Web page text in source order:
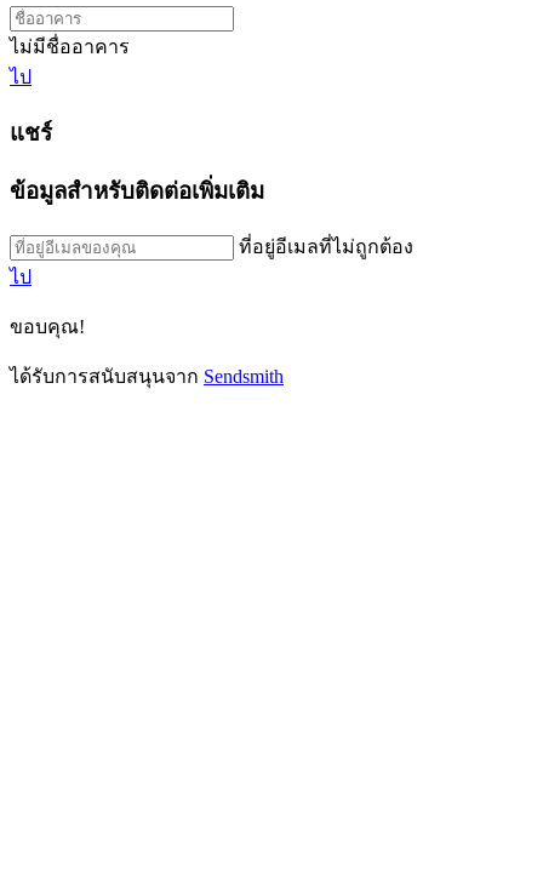
ไม่มีชื่ออาคาร
ไป
แชร์
ข้อมูลสำหรับติดต่อเพิ่มเติม
ที่อยู่อีเมลที่ไม่ถูกต้อง
ไป
ขอบคุณ!
ได้รับการสนับสนุนจาก Sendsmith